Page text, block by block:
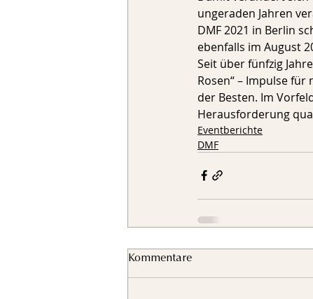
ungeraden Jahren
DMF 2021 in Berlin
ebenfalls im August
Seit über fünfzig
Rosen“ – Impulse
der Besten. Im
Herausforderung
Eventberichte
DMF
Kommentare